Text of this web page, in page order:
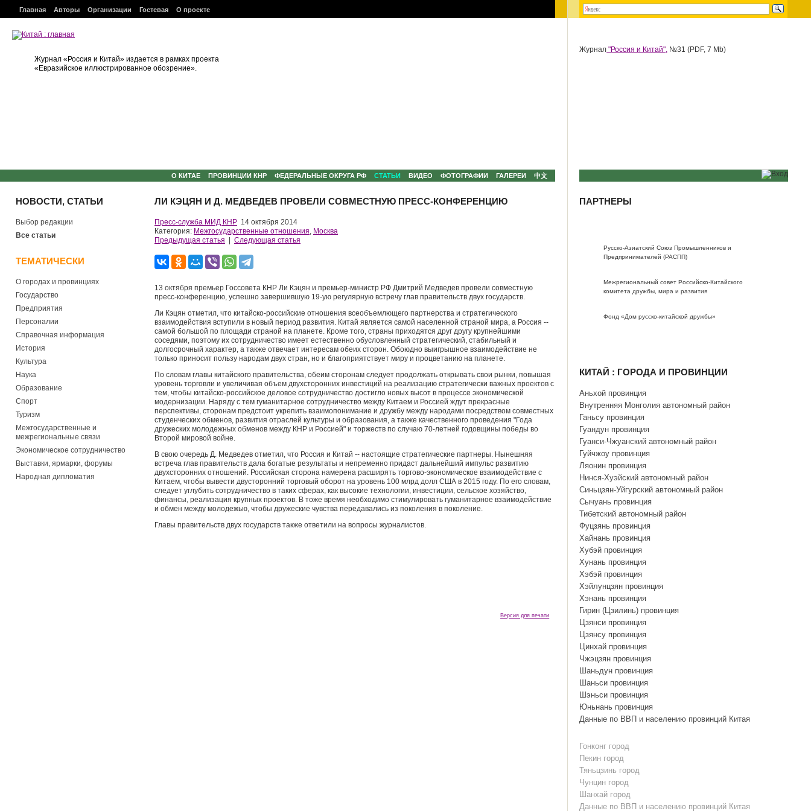
Главная Авторы Организации Гостевая О проекте
Журнал «Россия и Китай» издается в рамках проекта
«Евразийское иллюстрированное обозрение».
О КИТАЕ ПРОВИНЦИИ КНР ФЕДЕРАЛЬНЫЕ ОКРУГА РФ СТАТЬИ ВИДЕО ФОТОГРАФИИ ГАЛЕРЕИ 中文
НОВОСТИ, СТАТЬИ
Выбор редакции
Все статьи
ТЕМАТИЧЕСКИ
О городах и провинциях
Государство
Предприятия
Персоналии
Справочная информация
История
Культура
Наука
Образование
Спорт
Туризм
Межгосударственные и
межрегиональные связи
Экономическое сотрудничество
Выставки, ярмарки, форумы
Народная дипломатия
ЛИ КЭЦЯН И Д. МЕДВЕДЕВ ПРОВЕЛИ СОВМЕСТНУЮ ПРЕСС-КОНФЕРЕНЦИЮ
Пресс-служба МИД КНР 14 октября 2014
Категория: Межгосударственные отношения, Москва
Предыдущая статья
Следующая статья
13 октября премьер Госсовета КНР Ли Кэцян и премьер-министр РФ Дмитрий Медведев провели совместную
пресс-конференцию, успешно завершившую 19-ую регулярную встречу глав правительств двух государств.
Ли Кэцян отметил, что китайско-российские отношения всеобъемлющего партнерства и стратегического
взаимодействия вступили в новый период развития. Китай является самой населенной страной мира, а Россия --
самой большой по площади страной на планете. Кроме того, страны приходятся друг другу крупнейшими
соседями, поэтому их сотрудничество имеет естественно обусловленный стратегический, стабильный и
долгосрочный характер, а также отвечает интересам обеих сторон. Обоюдно выигрышное взаимодействие не
только приносит пользу народам двух стран, но и благоприятствует миру и процветанию на планете.
По словам главы китайского правительства, обеим сторонам следует продолжать открывать свои рынки, повышая
уровень торговли и увеличивая объем двухсторонних инвестиций на реализацию стратегически важных проектов с
тем, чтобы китайско-российское деловое сотрудничество достигло новых высот в процессе экономической
модернизации. Наряду с тем гуманитарное сотрудничество между Китаем и Россией ждут прекрасные
перспективы, сторонам предстоит укрепить взаимопонимание и дружбу между народами посредством совместных
студенческих обменов, развития отраслей культуры и образования, а также качественного проведения "Года
дружеских молодежных обменов между КНР и Россией" и торжеств по случаю 70-летней годовщины победы во
Второй мировой войне.
В свою очередь Д. Медведев отметил, что Россия и Китай -- настоящие стратегические партнеры. Нынешняя
встреча глав правительств дала богатые результаты и непременно придаст дальнейший импульс развитию
двухсторонних отношений. Российская сторона намерена расширять торгово-экономическое взаимодействие с
Китаем, чтобы вывести двусторонний торговый оборот на уровень 100 млрд долл США в 2015 году. По его словам,
следует углубить сотрудничество в таких сферах, как высокие технологии, инвестиции, сельское хозяйство,
финансы, реализация крупных проектов. В тоже время необходимо стимулировать гуманитарное взаимодействие
и обмен между молодежью, чтобы дружеские чувства передавались из поколения в поколение.
Главы правительств двух государств также ответили на вопросы журналистов.
Версия для печати
Журнал "Россия и Китай", №31 (PDF, 7 Mb)
ПАРТНЕРЫ
Русско-Азиатский Союз Промышленников и
Предпринимателей (РАСПП)
Межрегиональный совет Российско-Китайского
комитета дружбы, мира и развития
Фонд «Дом русско-китайской дружбы»
КИТАЙ : ГОРОДА И ПРОВИНЦИИ
Аньхой провинция
Внутренняя Монголия автономный район
Ганьсу провинция
Гуандун провинция
Гуанси-Чжуанский автономный район
Гуйчжоу провинция
Ляонин провинция
Нинся-Хуэйский автономный район
Синьцзян-Уйгурский автономный район
Сычуань провинция
Тибетский автономный район
Фуцзянь провинция
Хайнань провинция
Хубэй провинция
Хунань провинция
Хэбэй провинция
Хэйлунцзян провинция
Хэнань провинция
Гирин (Цзилинь) провинция
Цзянси провинция
Цзянсу провинция
Цинхай провинция
Чжэцзян провинция
Шаньдун провинция
Шаньси провинция
Шэньси провинция
Юньнань провинция
Данные по ВВП и населению провинций Китая
Гонконг город
Пекин город
Тяньцзинь город
Чунцин город
Шанхай город
Данные по ВВП и населению провинций Китая